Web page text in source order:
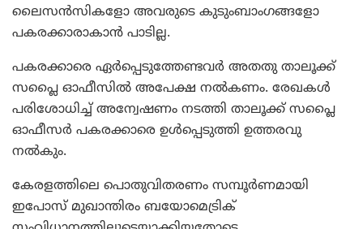
ലൈസന്‍സികളോ അവരുടെ കുടുംബാംഗങ്ങളോ
പകരക്കാരാകാന്‍ പാടില്ല.
പകരക്കാരെ ഏര്‍പ്പെടുത്തേണ്ടവര്‍ അതതു താലൂക്ക്
സപ്ലൈ ഓഫീസില്‍ അപേക്ഷ നല്‍കണം. രേഖകള്‍
പരിശോധിച്ച് അന്വേഷണം നടത്തി താലൂക്ക് സപ്ലൈ
ഓഫീസര്‍ പകരക്കാരെ ഉള്‍പ്പെടുത്തി ഉത്തരവു
നല്‍കും.
കേരളത്തിലെ പൊതുവിതരണം സമ്പൂര്‍ണമായി
ഇപോസ് മുഖാന്തിരം ബയോമെട്രിക്